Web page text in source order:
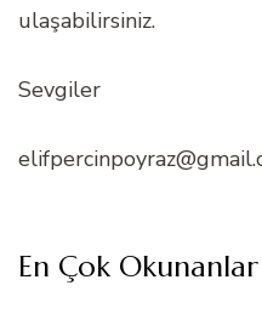
ulaşabilirsiniz.
Sevgiler
En Çok Okunanlar